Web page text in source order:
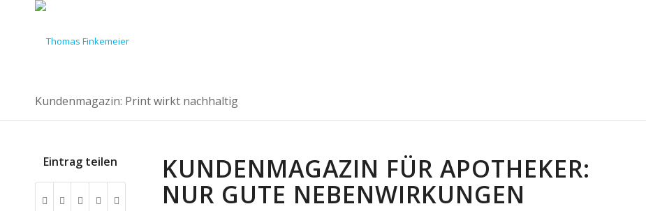
Kundenmagazin: Print wirkt nachhaltig
Eintrag teilen
KUNDENMAGAZIN FÜR APOTHEKER:
NUR GUTE NEBENWIRKUNGEN